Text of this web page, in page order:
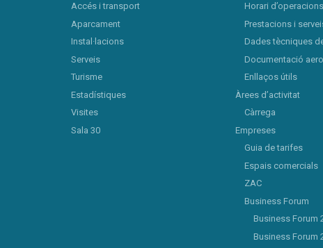
Accés i transport
Aparcament
Instal·lacions
Serveis
Turisme
Estadístiques
Visites
Sala 30
Horari d’operacions
Prestacions i
Dades tècniques
Documentació
Enllaços útils
Àrees d’activitat
Càrrega
Empreses
Guia de tarifes
Espais comercials
ZAC
Business Forum
Business Forum
Business Forum